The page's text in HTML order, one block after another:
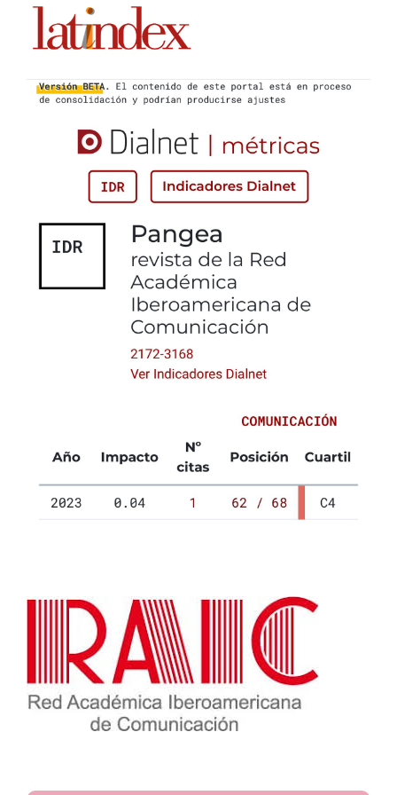
e innovación: una relación sinérgica. Publicar-En
Antropología y Ciencias Sociales, (26), 99–117.
https://publicar.cgantropologia.org.ar/index.php/revista/arti
cultura en los procesos educativos. Paidós.
Ruiz Méndez, M. del R., & Aguirre Aguilar, G. (2015).
Etnografía virtual, un acercamiento al método y a sus
Contemporáneas, XXI (41), 67-96.
https://www.redalyc.org/pdf/316/31639397004.pdf
Sandoval, C. (2002). Investigación cualitativa. ARFO
Editores e Impresores.
colombia cualitativo.pdf
Spradley, J. (1980) citado por Rojas De Escalona, B.
(2010) Investigación cualitativa. Fundamentos y praxis.
FEDUPEL.
Thiollent, M. (1982). Crítica Metodológica, Investigação
Social e Enquete Operária. Editora Polis.
Vasilachis de Gialdino, I. (Coord.) (2006). Estrategias de
investigación cualitativa. Gedisa.
http://www.famg.org.ar/documentos/herramientas-
investigacion/03-investigacion-cualitativa-Vasilachis-
Velasco Mailo, H.M. (1997). La lógica de la investigación